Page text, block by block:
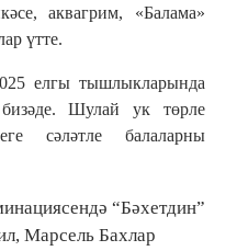
аквагрим, «Балама»
үтте.
елгы тышлыкларында
Шулай ук төрле
сәләтле балаларны
“Бәхетдин”
Марсель Бахлар